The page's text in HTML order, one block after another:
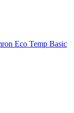
Eco Temp Basic